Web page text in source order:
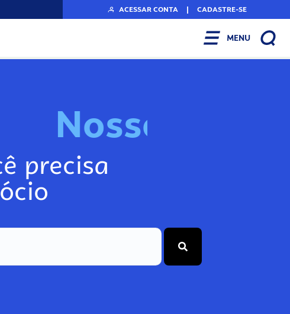
ACESSAR CONTA | CADASTRE-SE
MENU
No
precisa